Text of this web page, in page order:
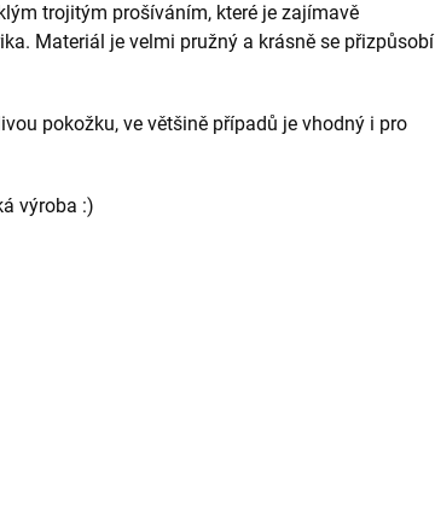
trojitým prošíváním, které je zajímavě
Materiál je velmi pružný a krásně se přizpůsobí
pokožku, ve většině případů je vhodný i pro
výroba :)